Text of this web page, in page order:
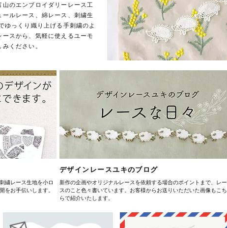
のエンブロイダリーレース工
ルレース、綿レース、刺繍生
ゆっくり織り上げる手刺繍のよ
スから、気軽に使えるユーモ
ください。
繍レース生地を小ロ
をお手伝いします。
デザインレースユキのブログ
新作の企画やオリジナルレースを依頼する場合のポイントまで、レー
スのこと色々書いています。お客様からお送りいただいた画像もこち
らで紹介いたします。